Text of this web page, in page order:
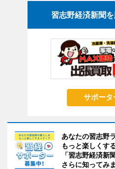
習志野経済新聞
サポータ
あなたの習志野
もっと楽しくす
「習志野経済新
さらに知ってみ